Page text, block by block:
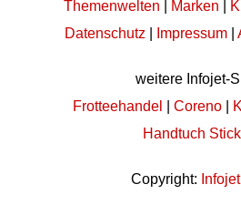
Themenwelten Marken
Datenschutz
Impressum|
weitere Infojet-
Frotteehandel
Coreno|
Handtuch
Copyright: Infojet